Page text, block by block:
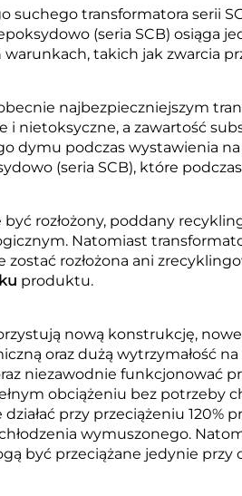
suchego transformatora serii
(seria SCB) osiąga
takich jak zwarcia
najbezpieczniejszym
i nietoksyczne, a zawartość
dymu podczas wystawienia
(seria SCB), które
rozłożony, poddany
Natomiast
rozłożona ani
produktu.
nową konstrukcję,
oraz dużą wytrzymałość
niezawodnie funkcjonować
obciążeniu bez potrzeby
przy przeciążeniu 120%
wymuszonego.
być przeciążane jedynie